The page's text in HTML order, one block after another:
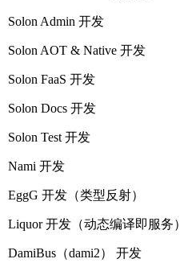
Solon Admin 开发
Solon AOT & Native 开发
Solon FaaS 开发
Solon Docs 开发
Solon Test 开发
Nami 开发
EggG 开发（类型反射）
Liquor 开发（动态编译即服务）
DamiBus（dami2） 开发